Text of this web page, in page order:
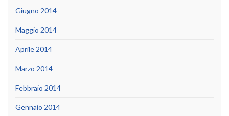
Giugno 2014
Maggio 2014
Aprile 2014
Marzo 2014
Febbraio 2014
Gennaio 2014